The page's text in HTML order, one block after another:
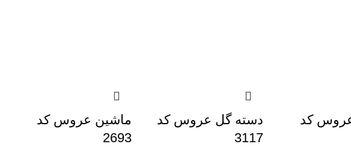
کد
دسته گل عروس کد
3117
ماشین عروس کد
2693